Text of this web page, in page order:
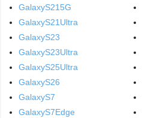
GalaxyS215G
GalaxyS21Ultra
GalaxyS23
GalaxyS23Ultra
GalaxyS25Ultra
GalaxyS26
GalaxyS7
GalaxyS7Edge